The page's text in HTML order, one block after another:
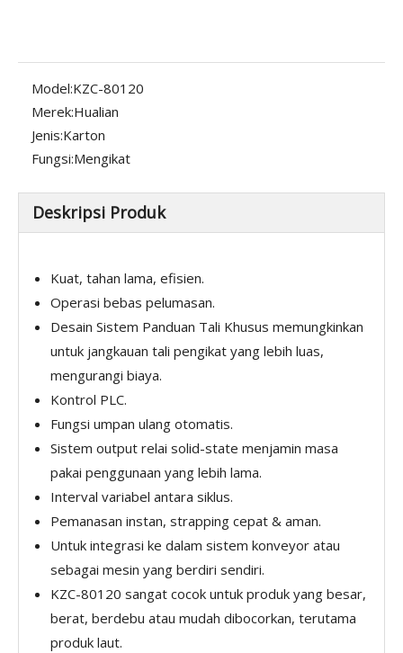
Model:KZC-80120
Merek:Hualian
Jenis:Karton
Fungsi:Mengikat
Deskripsi Produk
Kuat, tahan lama, efisien.
Operasi bebas pelumasan.
Desain Sistem Panduan Tali Khusus memungkinkan
untuk jangkauan tali pengikat yang lebih luas,
mengurangi biaya.
Kontrol PLC.
Fungsi umpan ulang otomatis.
Sistem output relai solid-state menjamin masa
pakai penggunaan yang lebih lama.
Interval variabel antara siklus.
Pemanasan instan, strapping cepat & aman.
Untuk integrasi ke dalam sistem konveyor atau
sebagai mesin yang berdiri sendiri.
KZC-80120 sangat cocok untuk produk yang besar,
berat, berdebu atau mudah dibocorkan, terutama
produk laut.